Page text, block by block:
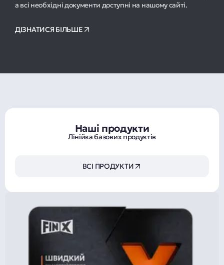
а всі необхідні документи доступні на нашому сайті.
ДІЗНАТИСЯ БІЛЬШЕ
Наші продукти
Лінійка базових продуктів
ВСІ ПРОДУКТИ